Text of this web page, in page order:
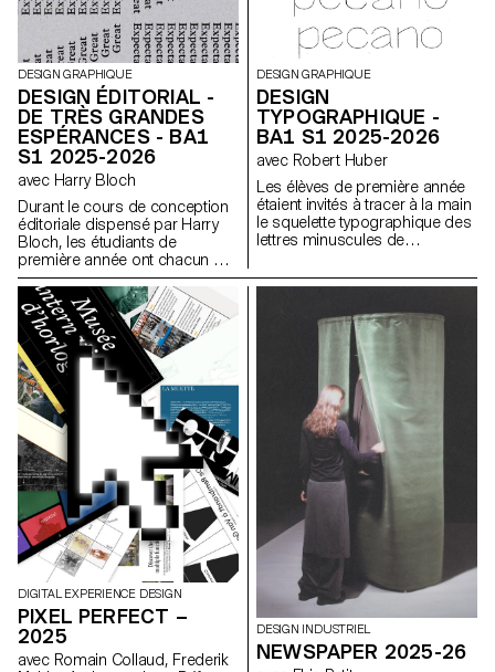
DESIGN GRAPHIQUE
DESIGN ÉDITORIAL -
DE TRÈS GRANDES
ESPÉRANCES - BA1
S1 2025-2026
avec Harry Bloch
Durant le cours de conception
éditoriale dispensé par Harry
Bloch, les étudiants de
première année ont chacun mis
en page un chapitre du roman
Les Grandes Espérances de
Charles Dickens. Une édition
finale regroupant tous les
chapitres a été réalisée pour
l'occasion.
DESIGN GRAPHIQUE
DESIGN
TYPOGRAPHIQUE -
BA1 S1 2025-2026
avec Robert Huber
Les élèves de première année
étaient invités à tracer à la main
le squelette typographique des
lettres minuscules de
respecter les proportions, les
caractéristiques de chaque
lettre, tout en portant une
attention particulière à la
cohérence visuelle et à la
régularité du tracé.
DIGITAL EXPERIENCE DESIGN
PIXEL PERFECT –
2025
avec Romain Collaud, Frederik
DESIGN INDUSTRIEL
NEWSPAPER 2025-26